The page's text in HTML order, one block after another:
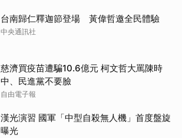
台南歸仁釋迦節登場 黃偉哲邀全民體驗
中央通訊社
慈濟買疫苗遭騙10.6億元 柯文哲大罵陳時
中、民進黨不要臉
自由電子報
漢光演習 國軍「中型自殺無人機」首度盤旋
曝光